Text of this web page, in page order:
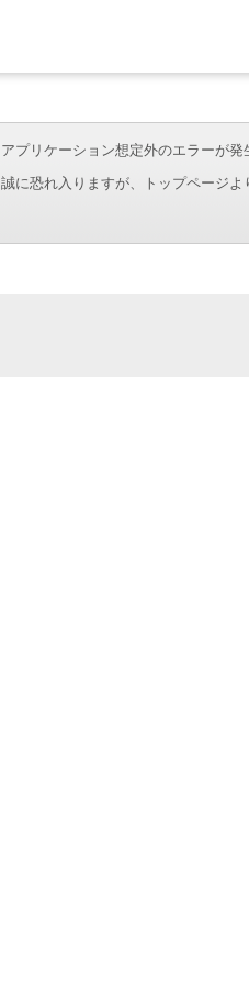
アプリケーション想定外のエラーが発
誠に恐れ入りますが、トップページよ